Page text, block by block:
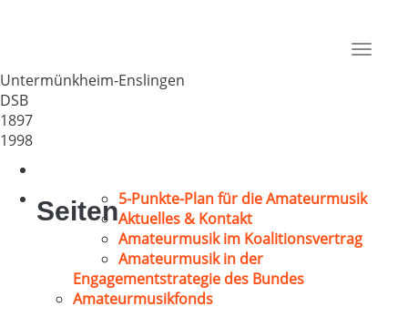
Toggle
Untermünkheim-Enslingen
DSB
1897
1998
Seiten5-Punkte-Plan für die Amateurmusik
Aktuelles & Kontakt
Amateurmusik im Koalitionsvertrag
Amateurmusik in der
Engagementstrategie des Bundes
Amateurmusikfonds